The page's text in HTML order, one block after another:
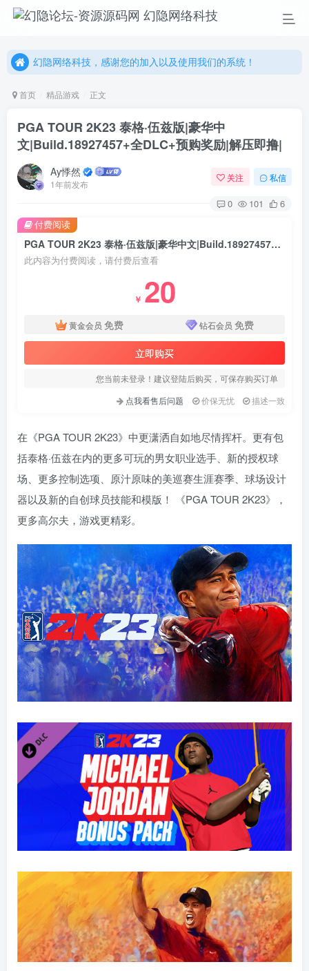
幻隐网络科技，感谢您的加入以及使用我们的系统！
幻隐网络科技，感谢您的加入以及使用我们的系统！
首页 精品游戏 正文
PGA TOUR 2K23 泰格·伍兹版|豪华中
文|Build.18927457+全DLC+预购奖励|解压即撸|
Ay悸然
1年前发布
关注 私信
0 101 6
PGA TOUR 2K23 泰格·伍兹版|豪华中文|Build.18927457+全DLC+预购奖励|解压即撸|
此内容为付费阅读，请付费后查看
￥ 20
黄金会员 免费 钻石会员 免费
立即购买
您当前未登录！建议登陆后购买，可保存购买订单
点我看售后问题
价保无忧 描述一致
付费阅读
在《PGA TOUR 2K23》中更潇洒自如地尽情挥杆。更有包
括泰格·伍兹在内的更多可玩的男女职业选手、新的授权球
场、更多控制选项、原汁原味的美巡赛生涯赛季、球场设计
器以及新的自创球员技能和模版！ 《PGA TOUR 2K23》，
更多高尔夫，游戏更精彩。